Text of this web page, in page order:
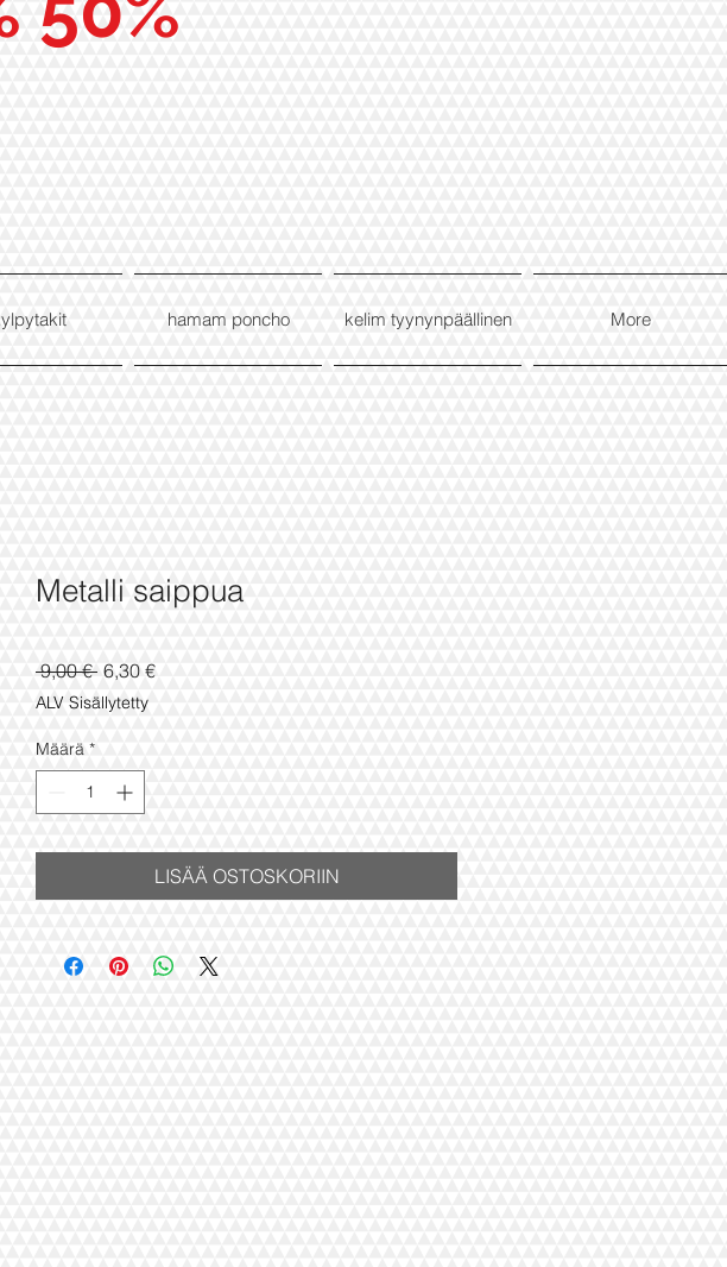
hamam poncho kelim tyynynpäällinen More
Metalli saippua
9,00 € Normaali
hinta
6,30 €Alehinta
ALV Sisällytetty
Määrä *
LISÄÄ OSTOSKORIIN